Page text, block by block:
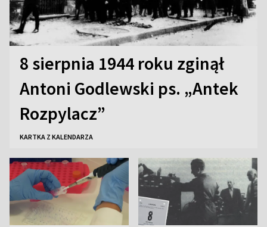
8 sierpnia 1944 roku zginął
Antoni Godlewski ps. „Antek
Rozpylacz”
KARTKA Z KALENDARZA